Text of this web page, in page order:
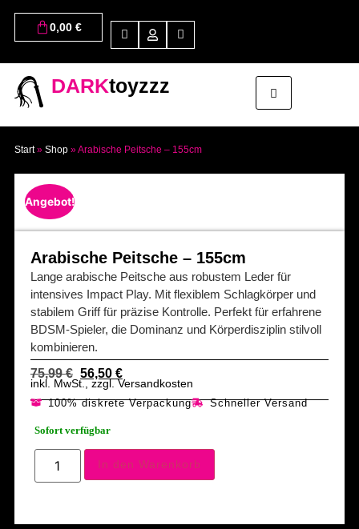
0,00 €
DARKtoyzzz
Start» Shop»Arabische Peitsche – 155cm
Angebot!
Arabische Peitsche – 155cm
Lange arabische Peitsche aus robustem Leder für
intensives Impact Play. Mit flexiblem Schlagkörper und
stabilem Griff für präzise Kontrolle. Perfekt für erfahrene
BDSM-Spieler, die Dominanz und Körperdisziplin stilvoll
kombinieren.
75,99€ 56,50 €
inkl. MwSt., zzgl. Versandkosten
100% diskrete Verpackung Schneller Versand
Sofort verfügbar
In den Warenkorb